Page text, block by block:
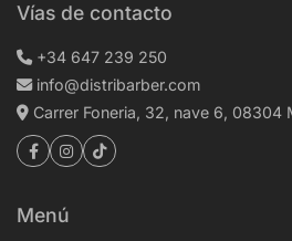
Vías de contacto
+34 647 239 250
info@distribarber.com
Carrer Foneria, 32, nave 6, 08304
Menú